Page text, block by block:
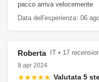
pacco arriva velocemente
Data dell'esperienza: 06
Roberta
IT • 17
8 apr 2024
★★★★★ Valutata 5